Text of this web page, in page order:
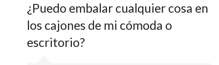
¿Puedo embalar cualquier cosa en
los cajones de mi cómoda o
escritorio?